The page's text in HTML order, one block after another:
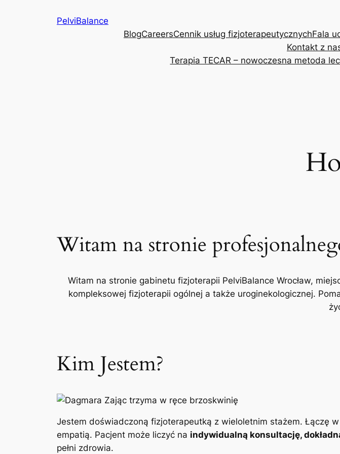
PelviBalance
BlogCareersCennik usług fizjoterapeutycznychFala
Kontakt z
Terapia TECAR – nowoczesna metoda
Witam na stronie
Witam na stronie gabinetu fizjoterapii PelviBalance Wrocław,
kompleksowej fizjoterapii ogólnej a także uroginekologicznej.
Kim Jestem?
Jestem doświadczoną fizjoterapeutką z wieloletnim stażem. Łączę
empatią. Pacjent może liczyć na indywidualną konsultację,
pełni zdrowia.